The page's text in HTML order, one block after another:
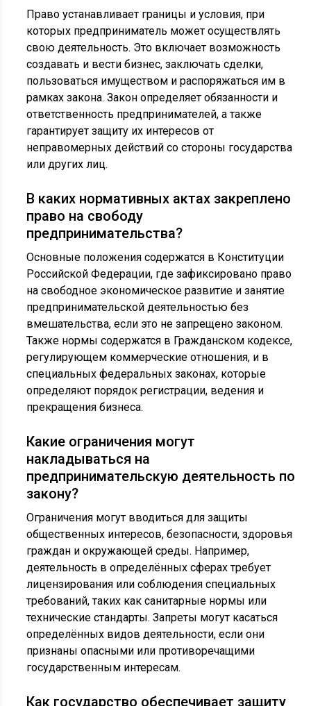
Право устанавливает границы и условия, при
которых предприниматель может осуществлять
свою деятельность. Это включает возможность
создавать и вести бизнес, заключать сделки,
пользоваться имуществом и распоряжаться им в
рамках закона. Закон определяет обязанности и
ответственность предпринимателей, а также
гарантирует защиту их интересов от
неправомерных действий со стороны государства
или других лиц.
В каких нормативных актах закреплено
право на свободу
предпринимательства?
Основные положения содержатся в Конституции
Российской Федерации, где зафиксировано право
на свободное экономическое развитие и занятие
предпринимательской деятельностью без
вмешательства, если это не запрещено законом.
Также нормы содержатся в Гражданском кодексе,
регулирующем коммерческие отношения, и в
специальных федеральных законах, которые
определяют порядок регистрации, ведения и
прекращения бизнеса.
Какие ограничения могут
накладываться на
предпринимательскую деятельность по
закону?
Ограничения могут вводиться для защиты
общественных интересов, безопасности, здоровья
граждан и окружающей среды. Например,
деятельность в определённых сферах требует
лицензирования или соблюдения специальных
требований, таких как санитарные нормы или
технические стандарты. Запреты могут касаться
определённых видов деятельности, если они
признаны опасными или противоречащими
государственным интересам.
Как государство обеспечивает защиту